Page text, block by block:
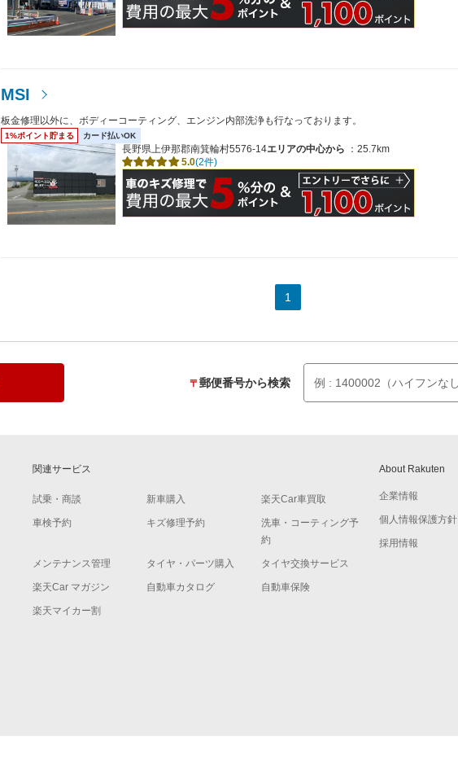
MSI
板金修理以外に、ボディーコーティング、エンジン内部洗浄も行なっております。
1%ポイント貯まる カード払いOK
長野県上伊那郡南箕輪村5576-14エリアの中心から
：25.7km
5.0(2件)
1
〒 郵便番号から検索
関連サービス
試乗・商談 新車購入 楽天Car車買取
車検予約 キズ修理予約
洗車・コーティング予
約
メンテナンス管理 タイヤ・パーツ購入 タイヤ交換サービス
楽天Car マガジン 自動車カタログ 自動車保険
楽天マイカー割
About Rakuten
企業情報
個人情報保護方針
採用情報